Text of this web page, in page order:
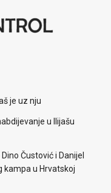
je uz nju
u Ilijašu
Čustović i Danijel
kampa u Hrvatskoj